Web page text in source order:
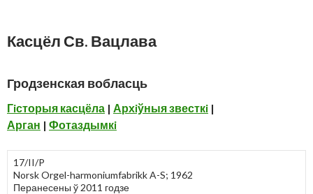
Касцёл Св. Вацлава
Гродзенская вобласць
Гiсторыя касцёла | Архiўныя звесткi |
Арган | Фотаздымкi
17/II/P
Norsk Orgel-harmoniumfabrikk A-S; 1962
Перанесены ў 2011 годзе